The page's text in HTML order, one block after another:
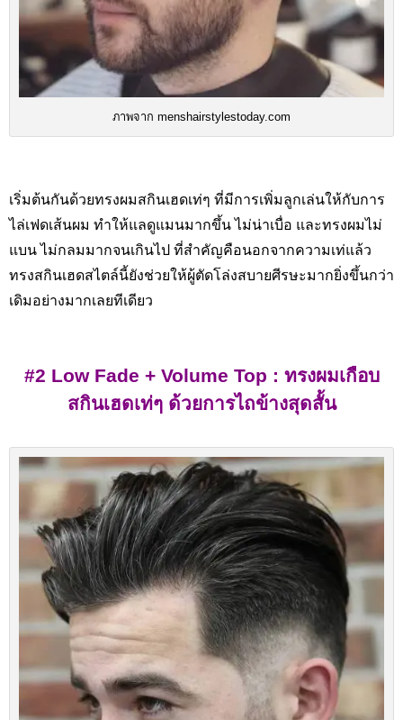
ภาพจาก menshairstylestoday.com
เริ่มต้นกันด้วยทรงผมสกินเฮดเท่ๆ ที่มีการเพิ่มลูกเล่นให้กับการ
ไล่เฟดเส้นผม ทำให้แลดูแมนมากขึ้น ไม่น่าเบื่อ และทรงผมไม่
แบน ไม่กลมมากจนเกินไป ที่สำคัญคือนอกจากความเท่แล้ว
ทรงสกินเฮดสไตล์นี้ยังช่วยให้ผู้ตัดโล่งสบายศีรษะมากยิ่งขึ้นกว่า
เดิมอย่างมากเลยทีเดียว
#2 Low Fade + Volume Top : ทรงผมเกือบ
สกินเฮดเท่ๆ ด้วยการไถข้างสุดสั้น